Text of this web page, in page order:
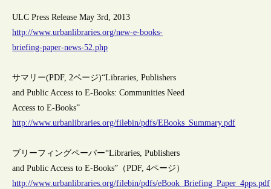
ULC Press Release May 3rd, 2013
http://www.urbanlibraries.org/new-e-books-
briefing-paper-news-52.php
サマリー(PDF, 2ページ)“Libraries, Publishers
and Public Access to E-Books: Communities Need
Access to E-Books”
http://www.urbanlibraries.org/filebin/pdfs/EBooks_Summary.pdf
ブリーフィングペーパー“Libraries, Publishers
and Public Access to E-Books”（PDF, 4ページ）
http://www.urbanlibraries.org/filebin/pdfs/eBook_Briefing_Paper_4pps.pdf